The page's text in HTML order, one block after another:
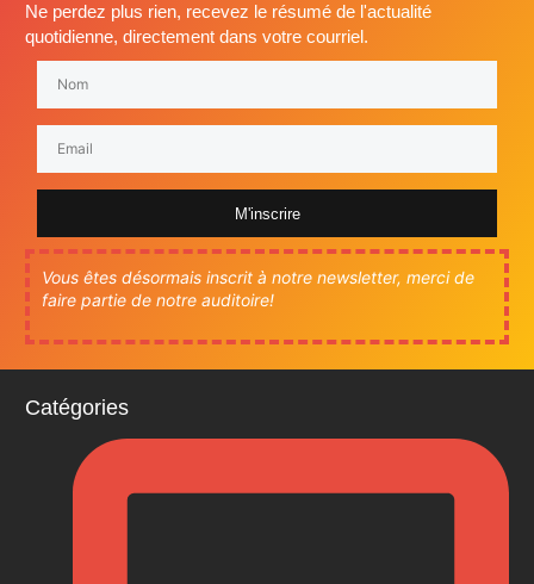
Ne perdez plus rien, recevez le résumé de l'actualité
quotidienne, directement dans votre courriel.
M'inscrire
Vous êtes désormais inscrit à notre newsletter, merci de
faire partie de notre auditoire!
Catégories